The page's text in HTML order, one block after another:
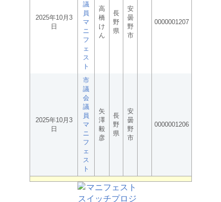
2025年10月3
日
議
員
マ
ニ
フ
ェ
ス
ト
高
橋
け
ん
長
野
県
安
曇
野
市
0000001207
2025年10月3
日
市
議
会
議
員
マ
ニ
フ
ェ
ス
ト
矢
澤
毅
彦
長
野
県
安
曇
野
市
0000001206